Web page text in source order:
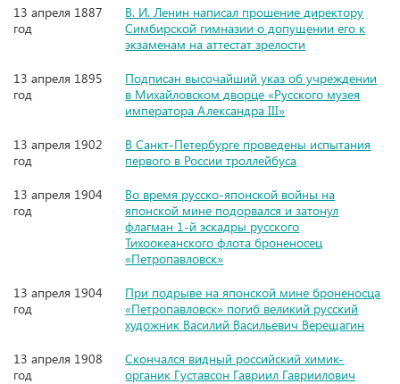
13 апреля 1887
год
В. И. Ленин написал прошение директору
Симбирской гимназии о допущении его к
экзаменам на аттестат зрелости
13 апреля 1895
год
Подписан высочайший указ об учреждении
в Михайловском дворце «Русского музея
императора Александра III»
13 апреля 1902
год
В Санкт-Петербурге проведены испытания
первого в России троллейбуса
13 апреля 1904
год
Во время русско-японской войны на
японской мине подорвался и затонул
флагман 1-й эскадры русского
Тихоокеанского флота броненосец
«Петропавловск»
13 апреля 1904
год
При подрыве на японской мине броненосца
«Петропавловск» погиб великий русский
художник Василий Васильевич Верещагин
13 апреля 1908
год
Скончался видный российский химик-
органик Густавсон Гавриил Гавриилович